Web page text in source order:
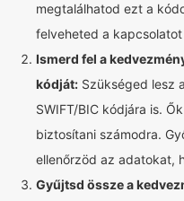
megtalálhatod ezt a
felveheted a
Ismerd fel a
kódját: Szükséged lesz
SWIFT/BIC kódjára is.
biztosítani számodra.
ellenőrzöd az adatokat,
Gyűjtsd össze a